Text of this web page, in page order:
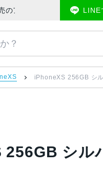
アメモバマーケット LINE
iPhoneXS 256GB シ
256GB シル